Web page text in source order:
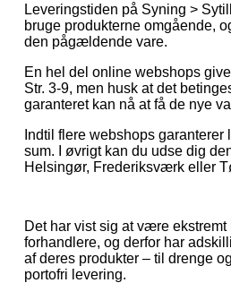
Leveringstiden på Syning >
bruge produkterne omgående,
den pågældende vare.
En hel del online webshops
Str. 3-9, men husk at det
garanteret kan nå at få de nye
Indtil flere webshops
sum. I øvrigt kan du udse dig
Helsingør, Frederiksværk eller
Det har vist sig at være
forhandlere, og derfor har
af deres produkter – til drenge
portofri levering.